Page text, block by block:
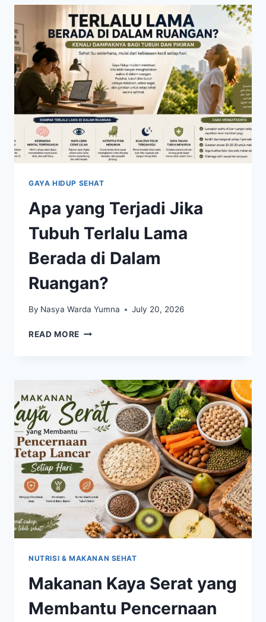
MEMBANTU
MENJAGA
KEBUGARAN
TANPA
MEMBEBANI
SENDI
GAYA HIDUP SEHAT
Apa yang Terjadi Jika
Tubuh Terlalu Lama
Berada di Dalam
Ruangan?
By Nasya Warda Yumna July 20, 2026
READ MORE APA
TUBUH
TERLALU
LAMA
BERADA
DI
DALAM
RUANGAN?
NUTRISI & MAKANAN SEHAT
Makanan Kaya Serat yang
Membantu Pencernaan